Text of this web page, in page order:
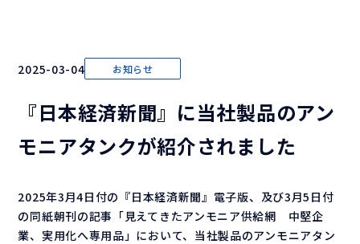
2025-03-04 お知らせ
『日本経済新聞』に当社製品のアン
モニアタンクが紹介されました
2025年3月4日付の『日本経済新聞』電子版、及び3月5日付
の同紙朝刊の記事「見えてきたアンモニア供給網 中堅企
業、実用化へ専用品」において、当社製品のアンモニアタン